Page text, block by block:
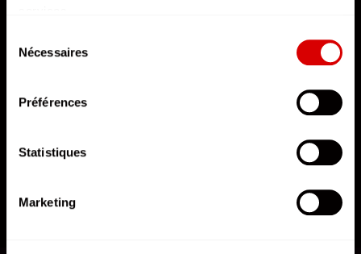
depuis la page Mentions Légales.
Nécessaires
Préférences
Statistiques
Marketing
14 Pixels
DÉCOUVRIR L'AFTERMOVIE